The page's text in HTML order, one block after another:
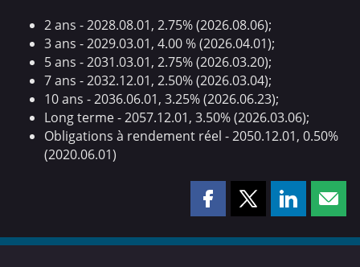
2 ans - 2028.08.01, 2.75% (2026.08.06);
3 ans - 2029.03.01, 4.00 % (2026.04.01);
5 ans - 2031.03.01, 2.75% (2026.03.20);
7 ans - 2032.12.01, 2.50% (2026.03.04);
10 ans - 2036.06.01, 3.25% (2026.06.23);
Long terme - 2057.12.01, 3.50% (2026.03.06);
Obligations à rendement réel - 2050.12.01, 0.50%
(2020.06.01)
Partager
page
Partager
page
Partager
page page